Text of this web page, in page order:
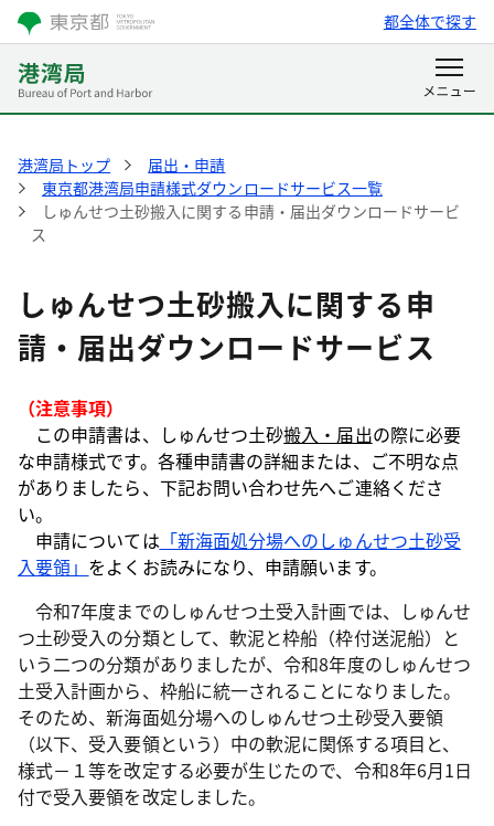
都全体で探す
港湾局トップ
届出・申請
東京都港湾局申請様式ダウンロードサービス一覧
しゅんせつ土砂搬入に関する申請・届出ダウンロードサービ
ス
しゅんせつ土砂搬入に関する申
請・届出ダウンロードサービス
（注意事項）
この申請書は、しゅんせつ土砂搬入・届出の際に必要
な申請様式です。各種申請書の詳細または、ご不明な点
がありましたら、下記お問い合わせ先へご連絡くださ
い。
申請については 「新海面処分場へのしゅんせつ土砂受
入要領」 をよくお読みになり、申請願います。
令和7年度までのしゅんせつ土受入計画では、しゅんせ
つ土砂受入の分類として、軟泥と枠船（枠付送泥船）と
いう二つの分類がありましたが、令和8年度のしゅんせつ
土受入計画から、枠船に統一されることになりました。
そのため、新海面処分場へのしゅんせつ土砂受入要領
（以下、受入要領という）中の軟泥に関係する項目と、
様式－１等を改定する必要が生じたので、令和8年6月1日
付で受入要領を改定しました。